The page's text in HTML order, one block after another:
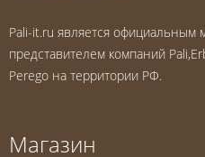
Pali-it.ru является официальным
представителем компаний
Perego на территории РФ.
Магазин